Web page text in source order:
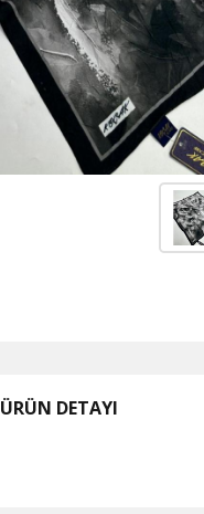
ÜRÜN DETAYI